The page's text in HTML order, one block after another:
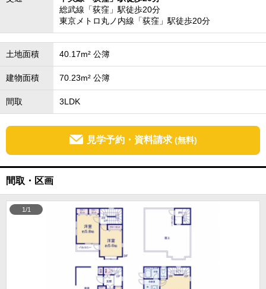
総武線「荻窪」駅徒歩20分
東京メトロ丸ノ内線「荻窪」駅徒歩20分
土地面積 40.17m² 公簿
建物面積 70.23m² 公簿
間取 3LDK
見学予約・資料請求 (無料)
間取・区画
1/1